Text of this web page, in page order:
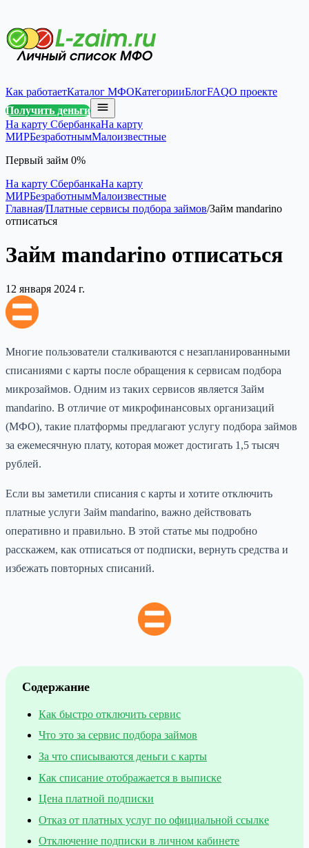
Как работаетКаталог МФОКатегорииБлогFAQО проекте
Получить деньги
На карту СбербанкаНа карту
МИРБезработнымМалоизвестные
Первый займ 0%
На карту СбербанкаНа карту
МИРБезработнымМалоизвестные
Главная/Платные сервисы подбора займов/Займ mandarino
отписаться
Займ mandarino отписаться
12 января 2024 г.
Многие пользователи сталкиваются с незапланированными
списаниями с карты после обращения к сервисам подбора
микрозаймов. Одним из таких сервисов является Займ
mandarino. В отличие от микрофинансовых организаций
(МФО), такие платформы предлагают услугу подбора займов
за ежемесячную плату, которая может достигать 1,5 тысяч
рублей.
Если вы заметили списания с карты и хотите отключить
платные услуги Займ mandarino, важно действовать
оперативно и правильно. В этой статье мы подробно
расскажем, как отписаться от подписки, вернуть средства и
избежать повторных списаний.
Содержание
Как быстро отключить сервис
Что это за сервис подбора займов
За что списываются деньги с карты
Как списание отображается в выписке
Цена платной подписки
Отказ от платных услуг по официальной ссылке
Отключение подписки в личном кабинете